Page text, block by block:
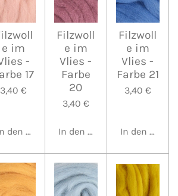
e im
-
17
3,40 €
den Warenkorb
Filzwoll
e im
Vlies -
Farbe
20
3,40 €
In den Warenkorb
Filzwoll
e im
Vlies -
Farbe 21
3,40 €
In den